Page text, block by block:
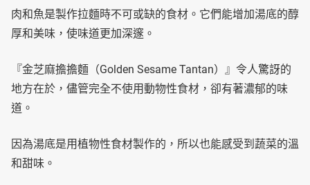
肉和魚是製作拉麵時不可或缺的食材。它們能增加湯底的醇
厚和美味，使味道更加深邃。
『金芝麻擔擔麵（Golden Sesame Tantan）』令人驚訝的
地方在於，儘管完全不使用動物性食材，卻有著濃郁的味
道。
因為湯底是用植物性食材製作的，所以也能感受到蔬菜的溫
和甜味。